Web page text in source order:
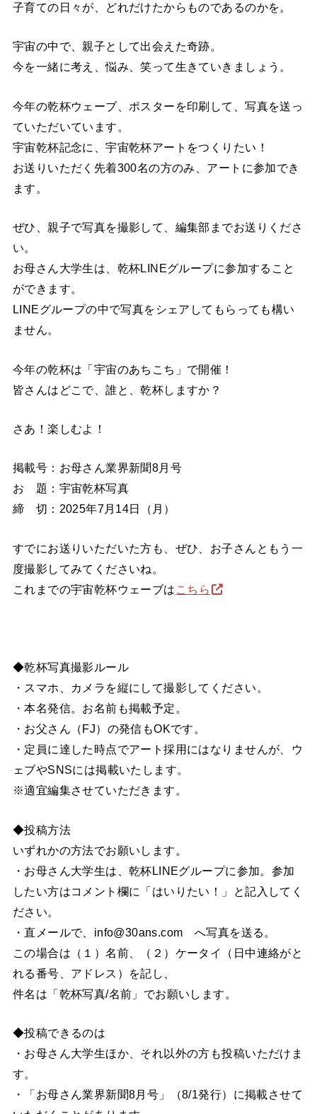
子育ての日々が、どれだけたからものであるのかを。
宇宙の中で、親子として出会えた奇跡。
今を一緒に考え、悩み、笑って生きていきましょう。
今年の乾杯ウェーブ、ポスターを印刷して、写真を送っ
ていただいています。
宇宙乾杯記念に、宇宙乾杯アートをつくりたい！
お送りいただく先着300名の方のみ、アートに参加でき
ます。
ぜひ、親子で写真を撮影して、編集部までお送りくださ
い。
お母さん大学生は、乾杯LINEグループに参加すること
ができます。
LINEグループの中で写真をシェアしてもらっても構い
ません。
今年の乾杯は「宇宙のあちこち」で開催！
皆さんはどこで、誰と、乾杯しますか？
さあ！楽しむよ！
掲載号：お母さん業界新聞8月号
お 題：宇宙乾杯写真
締 切：2025年7月14日（月）
すでにお送りいただいた方も、ぜひ、お子さんともう一
度撮影してみてくださいね。
これまでの宇宙乾杯ウェーブは こちら
◆乾杯写真撮影ルール
・スマホ、カメラを縦にして撮影してください。
・本名発信。お名前も掲載予定。
・お父さん（FJ）の発信もOKです。
・定員に達した時点でアート採用にはなりませんが、ウ
ェブやSNSには掲載いたします。
※適宜編集させていただきます。
◆投稿方法
いずれかの方法でお願いします。
・お母さん大学生は、乾杯LINEグループに参加。参加
したい方はコメント欄に「はいりたい！」と記入してく
ださい。
・直メールで、info@30ans.com へ写真を送る。
この場合は（１）名前、（２）ケータイ（日中連絡がと
れる番号、アドレス）を記し、
件名は「乾杯写真/名前」でお願いします。
◆投稿できるのは
・お母さん大学生ほか、それ以外の方も投稿いただけま
す。
・「お母さん業界新聞8月号」（8/1発行）に掲載させて